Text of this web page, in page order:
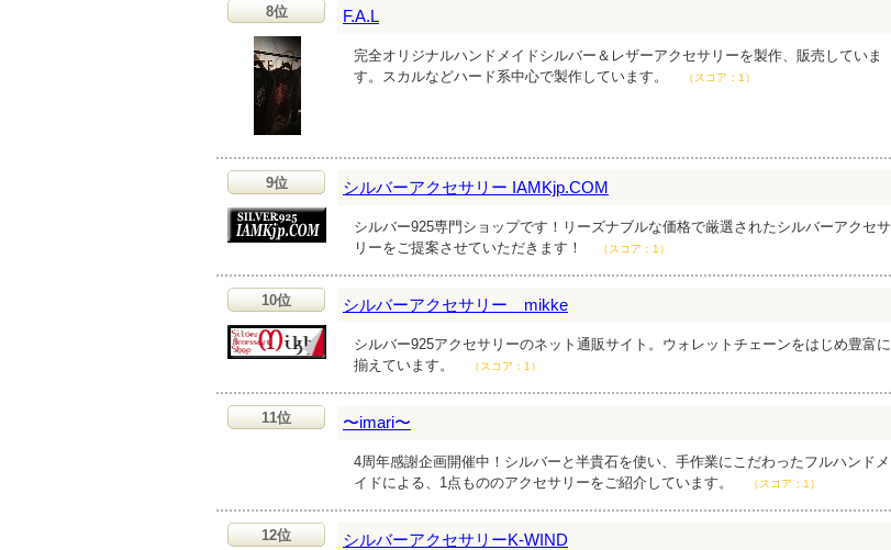
8位 F.A.L
完全オリジナルハンドメイドシルバー＆レザーアクセサリーを製作、販売していま
す。スカルなどハード系中心で製作しています。
（スコア：1）
9位 シルバーアクセサリー IAMKjp.COM
シルバー925専門ショップです！リーズナブルな価格で厳選されたシルバーアクセサ
リーをご提案させていただきます！
（スコア：1）
10位 シルバーアクセサリー mikke
シルバー925アクセサリーのネット通販サイト。ウォレットチェーンをはじめ豊富に
揃えています。
（スコア：1）
11位 〜imari〜
4周年感謝企画開催中！シルバーと半貴石を使い、手作業にこだわったフルハンドメ
イドによる、1点もののアクセサリーをご紹介しています。
（スコア：1）
12位 シルバーアクセサリーK-WIND